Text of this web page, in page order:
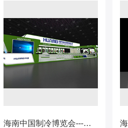
海南中国制冷博览会---华美节能展台